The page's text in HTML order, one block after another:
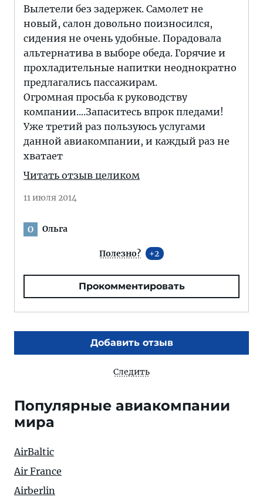
Вылетели без задержек. Самолет не
новый, салон довольно поизносился,
сидения не очень удобные. Порадовала
альтернатива в выборе обеда. Горячие и
прохладительные напитки неоднократно
предлагались пассажирам.
Огромная просьба к руководству
компании....Запаситесь впрок пледами!
Уже третий раз пользуюсь услугами
данной авиакомпании, и каждый раз не
хватает
Читать отзыв целиком
11 июля 2014
О Ольга
Полезно? 2
Прокомментировать
Добавить отзыв
Следить
Популярные авиакомпании
мира
AirBaltic
Air France
Airberlin